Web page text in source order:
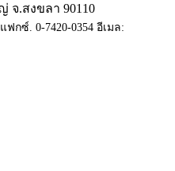
จ.สงขลา 90110
ฟกซ์. 0-7420-0354 อีเมล: